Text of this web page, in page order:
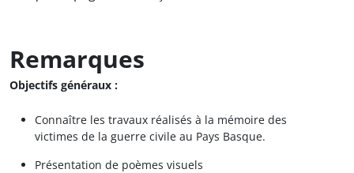
Remarques
Objectifs généraux :
Connaître les travaux réalisés à la mémoire des
victimes de la guerre civile au Pays Basque.
Présentation de poèmes visuels